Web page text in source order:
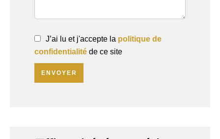
J’ai lu et j'accepte la politique de
confidentialité de ce site
ENVOYER